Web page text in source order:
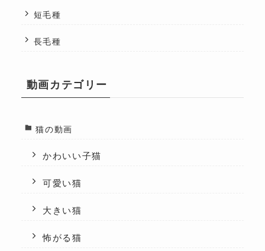
短毛種
長毛種
動画カテゴリー
猫の動画
かわいい子猫
可愛い猫
大きい猫
怖がる猫